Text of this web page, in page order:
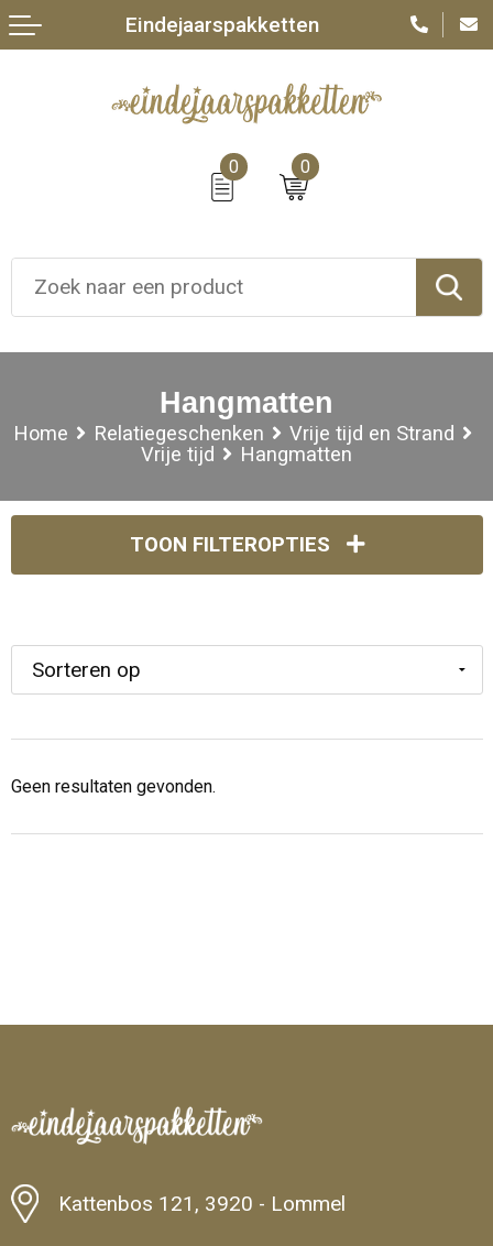
0 0
Eindejaarspakketten
Hangmatten
Home Relatiegeschenken
Vrije tijd en Strand
Vrije tijd
Hangmatten
TOON FILTEROPTIES
Geen resultaten gevonden.
Kattenbos 121, 3920 - Lommel